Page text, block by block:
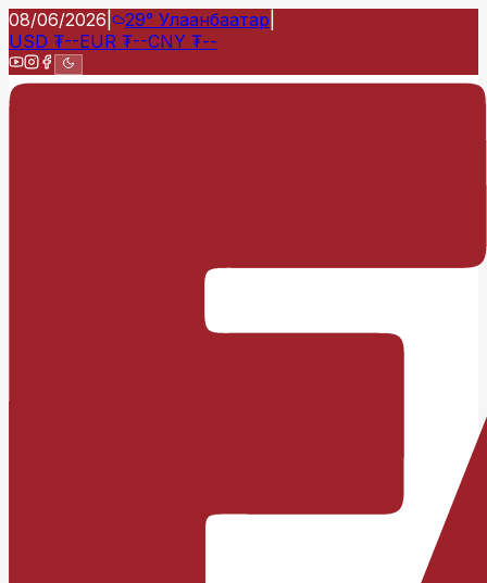
08/06/2026 29° Улаанбаатар
USD ₮--EUR ₮--CNY ₮--